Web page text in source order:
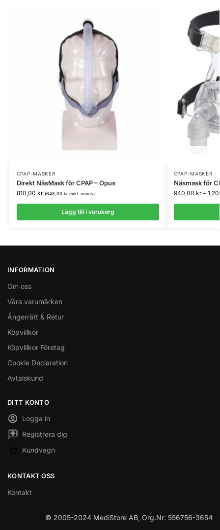
CPAP-MASKER
Direkt NäsMask för CPAP – Opus
810,00 kr (648,00 krexkl. moms)
Lägg till i varukorg
CPAP-MASKER
Näsmask för
940,00 kr –
INFORMATION
Om oss
Våra varumärken
Ångerrätt & Retur
Köpvillkor
Köpvillkor Företag
Cookie Declaration
Avtalskund
DITT KONTO
Logga in
Registrera dig
Kundvagn
KONTAKT OSS
Kontakt
© 2005-2024 MediStore AB, Org.Nr: 556756-3654